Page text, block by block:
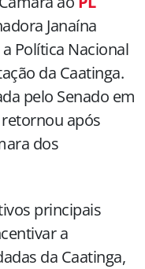
Janaína
Política Nacional
da Caatinga.
pelo Senado em
após
dos
principais
a
da Caatinga,